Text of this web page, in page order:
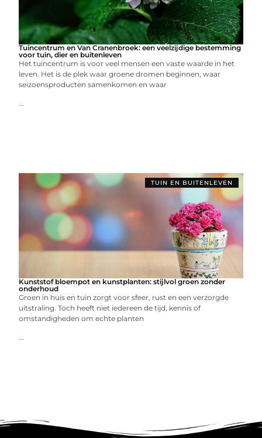
Tuincentrum en Van Cranenbroek: een veelzijdige bestemming
voor tuin, dier en buitenleven
Het tuincentrum is voor veel mensen een vaste waarde in het
leven. Het is de plek waar groene dromen beginnen, waar
seizoensproducten samenkomen en waar
...
TUIN EN BUITENLEVEN
Kunststof bloempot en kunstplanten: stijlvol groen zonder
onderhoud
Groen in huis en tuin zorgt voor sfeer, rust en een verzorgde
uitstraling. Toch heeft niet iedereen de tijd, kennis of
omstandigheden om echte planten
...